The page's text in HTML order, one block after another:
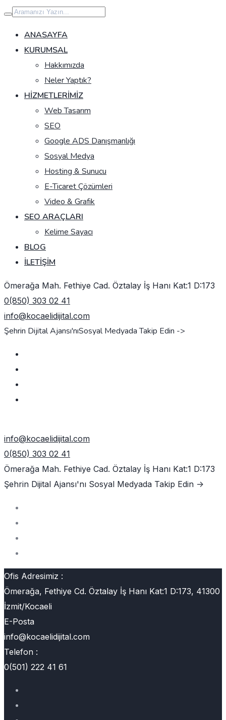
İçeriğe
geç
ANASAYFA
KURUMSAL
Hakkımızda
Neler Yaptık?
HIZMETLERIMIZ
Web Tasarım
SEO
Google ADS Danışmanlığı
Sosyal Medya
Hosting & Sunucu
E-Ticaret Çözümleri
Video & Grafik
SEO ARAÇLARI
Kelime Sayacı
BLOG
İLETIŞIM
Ömerağa Mah. Fethiye Cad. Öztalay İş Hanı Kat:1 D:173
0(850) 303 02 41
info@kocaelidijital.com
Şehrin Dijital Ajansı'nıSosyal Medyada Takip Edin ->
info@kocaelidijital.com
0(850) 303 02 41
Ömerağa Mah. Fethiye Cad. Öztalay İş Hanı Kat:1 D:173
Şehrin Dijital Ajansı'nı Sosyal Medyada Takip Edin ->
Ofis Adresimiz :
Ömerağa, Fethiye Cd. Öztalay İş Hanı Kat:1 D:173, 41300
İzmit/Kocaeli
E-Posta
info@kocaelidijital.com
Telefon :
0(501) 222 41 61